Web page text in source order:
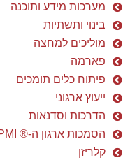
מערכות מידע ותוכנה
בינוי ותשתיות
מוליכים למחצה
פארמה
פיתוח כלים תומכים
ייעוץ ארגוני
הדרכות וסדנאות
הסמכות ארגון ה-® PMI
קלריזן